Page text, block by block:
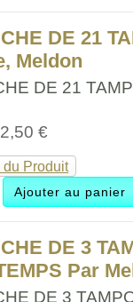
DE 21
Meldon
DE 21
€
du Produit
DE 3
Par
DE 3